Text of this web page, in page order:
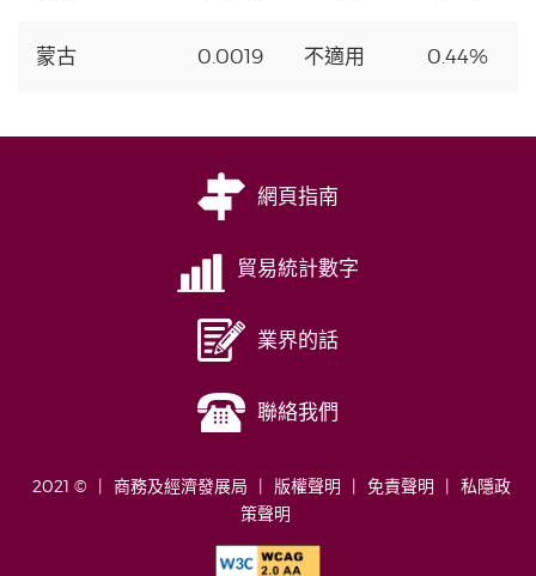
蒙古 0.0019 不適用 0.44%
網頁指南
貿易統計數字
業界的話
聯絡我們
2021 © 商務及經濟發展局 版權聲明 免責聲明
私隱政
策聲明